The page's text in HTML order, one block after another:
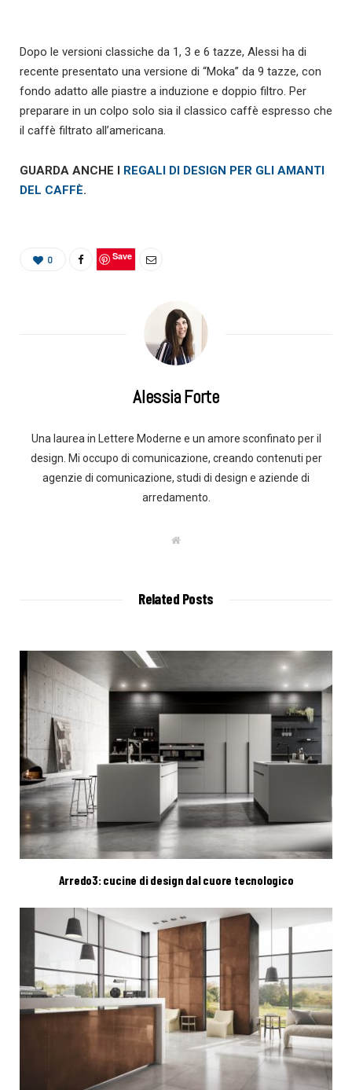
Dopo le versioni classiche da 1, 3 e 6 tazze, Alessi ha di
recente presentato una versione di “Moka” da 9 tazze, con
fondo adatto alle piastre a induzione e doppio filtro. Per
preparare in un colpo solo sia il classico caffè espresso che
il caffè filtrato all’americana.
GUARDA ANCHE I REGALI DI DESIGN PER GLI AMANTI
DEL CAFFÈ.
0 Save
Alessia Forte
Una laurea in Lettere Moderne e un amore sconfinato per il
design. Mi occupo di comunicazione, creando contenuti per
agenzie di comunicazione, studi di design e aziende di
arredamento.
W
Related Posts
Arredo3: cucine di design dal cuore tecnologico